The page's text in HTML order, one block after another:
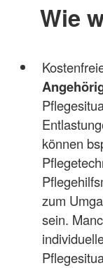
Wie
können
zum
sein.